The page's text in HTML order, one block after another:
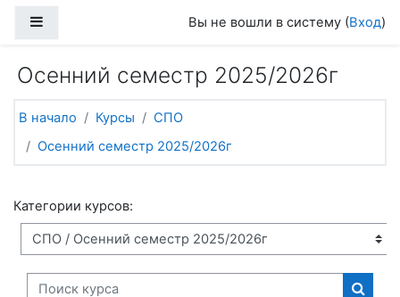
Вы не вошли в систему (Вход)
Осенний семестр 2025/2026г
В начало Курсы
СПО
Осенний семестр 2025/2026г
Категории курсов:
Поиск курса